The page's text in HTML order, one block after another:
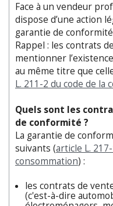
Face à un vendeur
dispose d’une action
garantie de
Rappel : les contrats
mentionner
au même titre que
L. 211-2 du code de la
Quels sont les
de conformité ?
La garantie de
suivants (article L.
consommation) :
les contrats de
(c'est-à-dire